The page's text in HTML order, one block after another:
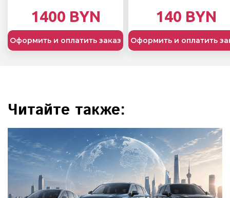
1400 BYN
Оформить и оплатить заказ
140 BYN
Оформить и оплатить
Читайте также: